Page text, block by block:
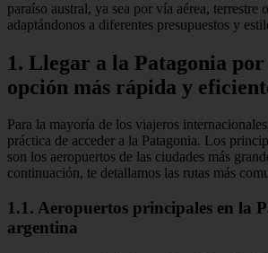
paraíso austral, ya sea por vía aérea, terrestre
adaptándonos a diferentes presupuestos y
1. Llegar a la Patagonia
opción más rápida y
Para la mayoría de los viajeros
práctica de acceder a la Patagonia. Los
son los aeropuertos de las ciudades más
continuación, te detallamos las rutas más
1.1. Aeropuertos principales en la
argentina